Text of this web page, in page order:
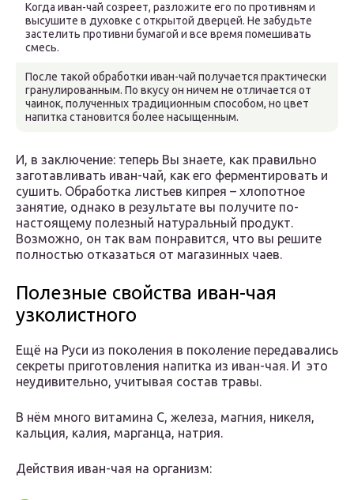
Когда иван-чай созреет, разложите его по противням и
высушите в духовке с открытой дверцей. Не забудьте
застелить противни бумагой и все время помешивать
смесь.
После такой обработки иван-чай получается практически
гранулированным. По вкусу он ничем не отличается от
чаинок, полученных традиционным способом, но цвет
напитка становится более насыщенным.
И, в заключение: теперь Вы знаете, как правильно
заготавливать иван-чай, как его ферментировать и
сушить. Обработка листьев кипрея – хлопотное
занятие, однако в результате вы получите по-
настоящему полезный натуральный продукт.
Возможно, он так вам понравится, что вы решите
полностью отказаться от магазинных чаев.
Полезные свойства иван-чая
узколистного
Ещё на Руси из поколения в поколение передавались
секреты приготовления напитка из иван-чая. И это
неудивительно, учитывая состав травы.
В нём много витамина С, железа, магния, никеля,
кальция, калия, марганца, натрия.
Действия иван-чая на организм: